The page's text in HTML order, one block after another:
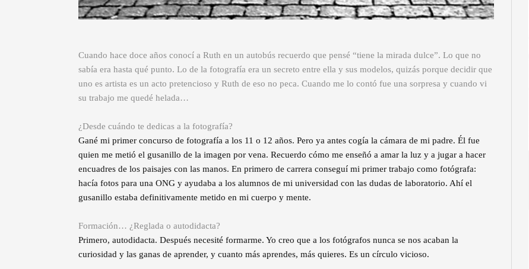
Cuando hace doce años conocí a Ruth en un autobús recuerdo que pensé “tiene la mirada dulce”. Lo que no
sabía era hasta qué punto. Lo de la fotografía era un secreto entre ella y sus modelos, quizás porque decidir que
uno es artista es un acto pretencioso y Ruth de eso no peca. Cuando me lo contó fue una sorpresa y cuando vi
su trabajo me quedé helada…
¿Desde cuándo te dedicas a la fotografía?
Gané mi primer concurso de fotografía a los 11 o 12 años. Pero ya antes cogía la cámara de mi padre. Él fue
quien me metió el gusanillo de la imagen por vena. Recuerdo cómo me enseñó a amar la luz y a jugar a hacer
encuadres de los paisajes con las manos. En primero de carrera conseguí mi primer trabajo como fotógrafa:
hacía fotos para una ONG y ayudaba a los alumnos de mi universidad con las dudas de laboratorio. Ahí el
gusanillo estaba definitivamente metido en mi cuerpo y mente.
Formación… ¿Reglada o autodidacta?
Primero, autodidacta. Después necesité formarme. Yo creo que a los fotógrafos nunca se nos acaban la
curiosidad y las ganas de aprender, y cuanto más aprendes, más quieres. Es un círculo vicioso.